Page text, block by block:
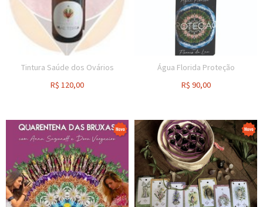
Tintura Saúde dos Ovários
R$ 120,00
Água Florida Proteção
R$ 90,00